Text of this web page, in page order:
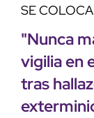
SE
"Nunca
vigilia en
tras